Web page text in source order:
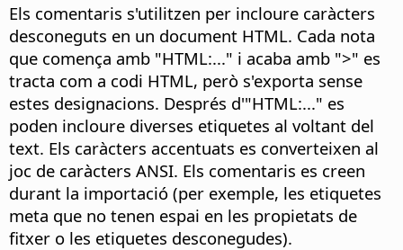
Els comentaris s'utilitzen per incloure caràcters
desconeguts en un document HTML. Cada nota
que comença amb "HTML:..." i acaba amb ">" es
tracta com a codi HTML, però s'exporta sense
estes designacions. Després d'"HTML:..." es
poden incloure diverses etiquetes al voltant del
text. Els caràcters accentuats es converteixen al
joc de caràcters ANSI. Els comentaris es creen
durant la importació (per exemple, les etiquetes
meta que no tenen espai en les propietats de
fitxer o les etiquetes desconegudes).